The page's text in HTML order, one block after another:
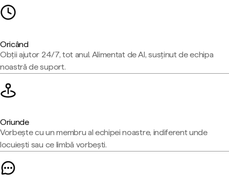
Oricând
Obții ajutor 24/7, tot anul. Alimentat de AI, susținut de echipa
noastră de suport.
Oriunde
Vorbește cu un membru al echipei noastre, indiferent unde
locuiești sau ce limbă vorbești.